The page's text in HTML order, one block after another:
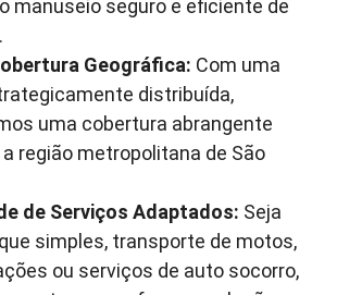
manuseio seguro e eficiente de
Geográfica: Com uma
distribuída,
uma cobertura abrangente
região metropolitana de São
de Serviços Adaptados: Seja
simples, transporte de motos,
ou serviços de auto socorro,